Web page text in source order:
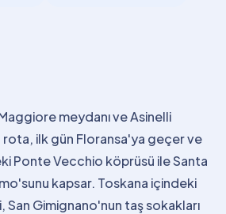
meydanı ve Asinelli
ilk gün Floransa'ya geçer ve
Ponte Vecchio köprüsü ile Santa
kapsar. Toskana içindeki
San Gimignano'nun taş sokakları